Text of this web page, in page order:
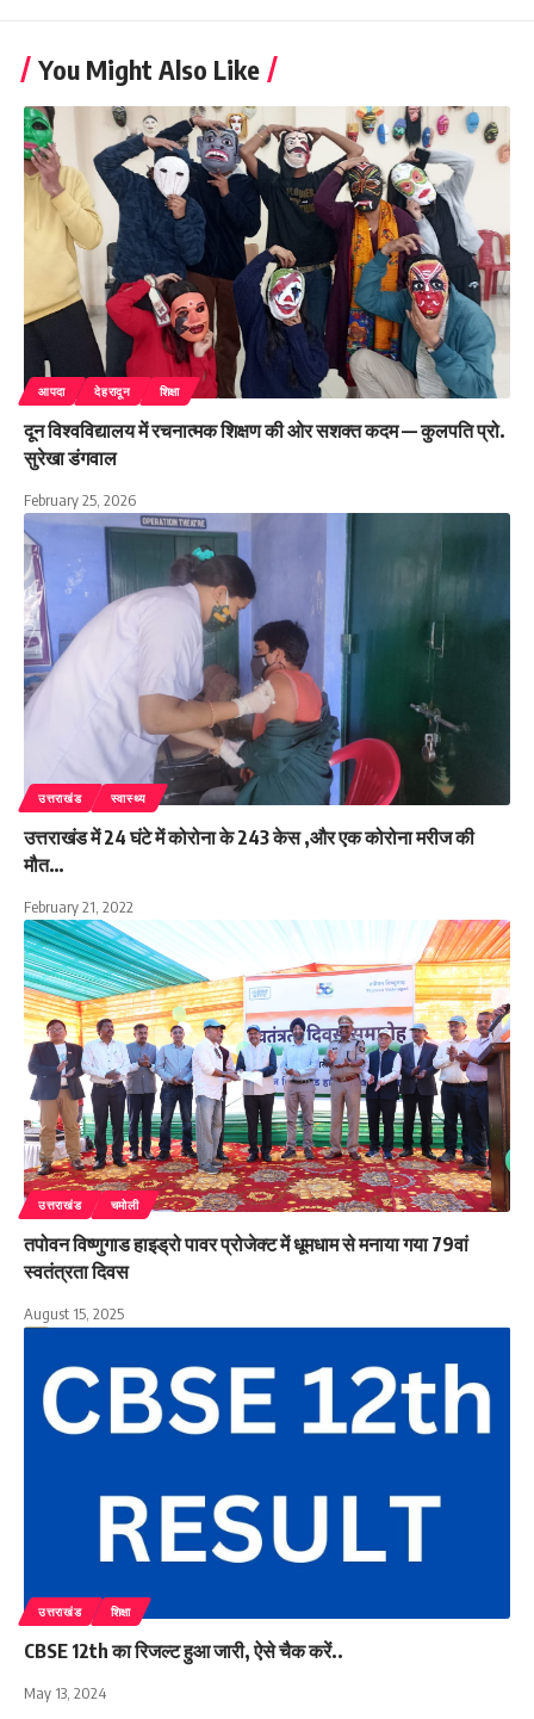
You Might Also Like
आपदा देहरादून शिक्षा
दून विश्वविद्यालय में रचनात्मक शिक्षण की ओर सशक्त कदम — कुलपति प्रो.
सुरेखा डंगवाल
February 25, 2026
उत्तराखंड स्वास्थ्य
उत्तराखंड में 24 घंटे में कोरोना के 243 केस ,और एक कोरोना मरीज की
मौत…
February 21, 2022
उत्तराखंड चमोली
तपोवन विष्णुगाड हाइड्रो पावर प्रोजेक्ट में धूमधाम से मनाया गया 79वां
स्वतंत्रता दिवस
August 15, 2025
उत्तराखंड शिक्षा
CBSE 12th का रिजल्ट हुआ जारी, ऐसे चैक करें..
May 13, 2024